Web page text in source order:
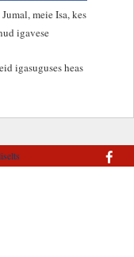
meie Isa, kes
igavese
igasuguses heas